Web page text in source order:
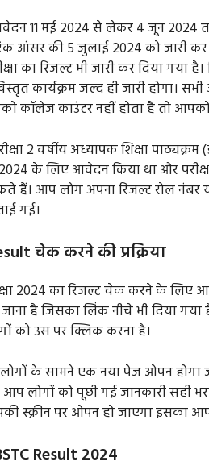
11 मई 2024 से लेकर 4 जून 2024
आंसर की 5 जुलाई 2024 को जारी
का रिजल्ट भी जारी कर दिया गया
कार्यक्रम जल्द ही जारी होगा।
कॉलेज काउंटर नहीं होता है तो आपको
2 वर्षीय अध्यापक शिक्षा
2024 के लिए आवेदन किया था और
हैं। आप लोग अपना रिजल्ट रोल
गई।
चेक करने की प्रक्रिया
2024 का रिजल्ट चेक करने के
है जिसका लिंक नीचे भी दिया
को उस पर क्लिक करना है।
के सामने एक नया पेज ओपन
आप लोगों को पूछी गई जानकारी
स्क्रीन पर ओपन हो जाएगा इसका
Result 2024